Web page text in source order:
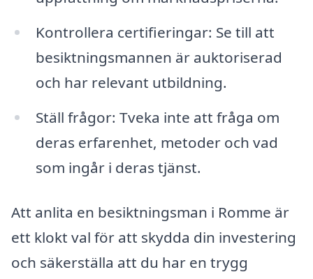
Kontrollera certifieringar: Se till att
besiktningsmannen är auktoriserad
och har relevant utbildning.
Ställ frågor: Tveka inte att fråga om
deras erfarenhet, metoder och vad
som ingår i deras tjänst.
Att anlita en besiktningsman i Romme är
ett klokt val för att skydda din investering
och säkerställa att du har en trygg